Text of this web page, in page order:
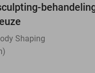
Shaping